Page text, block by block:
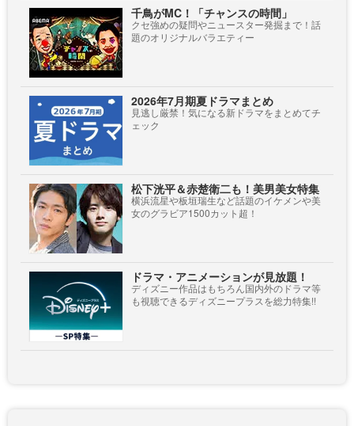
千鳥がMC！「チャンスの時間」
クセ強めの疑問やニュースター発掘まで！話
題のオリジナルバラエティー
2026年7月期夏ドラマまとめ
見逃し厳禁！気になる新ドラマをまとめてチ
ェック
松下洸平＆赤楚衛二も！美男美女特集
横浜流星や板垣瑞生など話題のイケメンや美
女のグラビア1500カット超！
ドラマ・アニメーションが見放題！
ディズニー作品はもちろん国内外のドラマ等
も視聴できるディズニープラスを総力特集!!